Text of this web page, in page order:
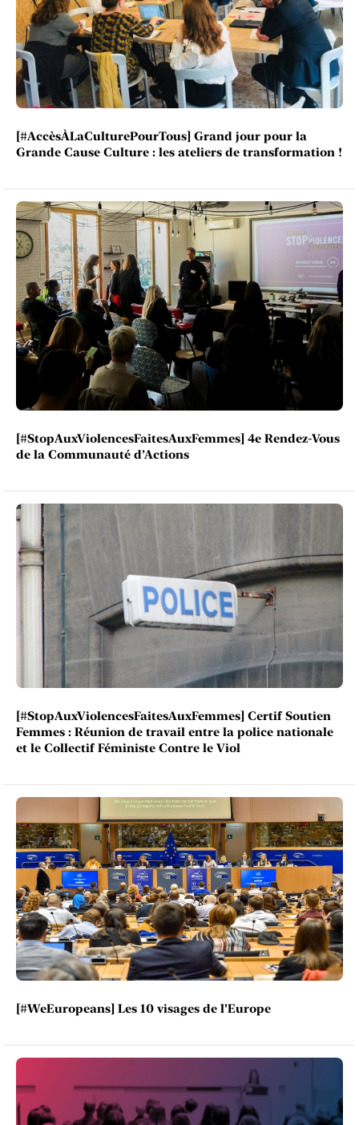
[#AccèsÀLaCulturePourTous] Grand jour pour la
Grande Cause Culture : les ateliers de transformation !
[#StopAuxViolencesFaitesAuxFemmes] 4e Rendez-Vous
de la Communauté d’Actions
[#StopAuxViolencesFaitesAuxFemmes] Certif Soutien
Femmes : Réunion de travail entre la police nationale
et le Collectif Féministe Contre le Viol
[#WeEuropeans] Les 10 visages de l'Europe